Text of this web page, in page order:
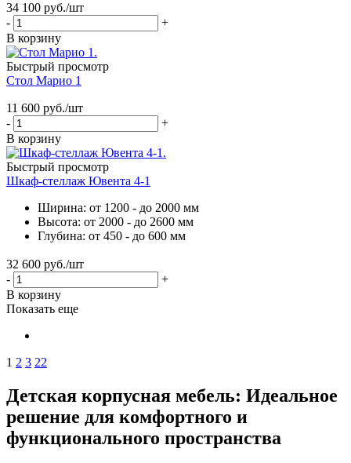
34 100 руб./шт
-
+
В корзину
Быстрый просмотр
Стол Марио 1
11 600 руб./шт
-
+
В корзину
Быстрый просмотр
Шкаф-стеллаж Ювента 4-1
Ширина: от 1200 - до 2000 мм
Высота: от 2000 - до 2600 мм
Глубина: от 450 - до 600 мм
32 600 руб./шт
-
+
В корзину
Показать еще
1 2 3 22
Детская корпусная мебель: Идеальное
решение для комфортного и
функционального пространства